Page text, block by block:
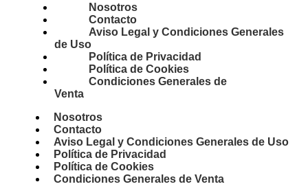
Nosotros
Contacto
Aviso Legal y Condiciones Generales
de Uso
Política de Privacidad
Política de Cookies
Condiciones Generales de
Venta
Nosotros
Contacto
Aviso Legal y Condiciones Generales de Uso
Política de Privacidad
Política de Cookies
Condiciones Generales de Venta